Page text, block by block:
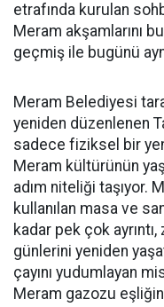
etrafında kurulan
Meram akşamlarını
geçmiş ile bugünü
Meram Belediyesi
yeniden düzenlenen
sadece fiziksel bir
Meram kültürünün
adım niteliği taşıyor.
kullanılan masa ve
kadar pek çok
günlerini yeniden
çayını yudumlayan
Meram gazozu